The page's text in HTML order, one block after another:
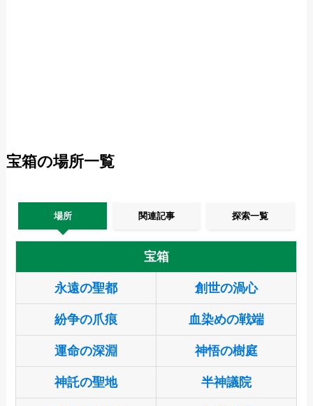
宝箱の場所一覧
場所 関連記事 探索一覧
宝箱
永遠の聖都 創世の渦心
紛争の爪痕 血染めの戦端
運命の深淵 神悟の樹庭
神託の聖地 半神議院